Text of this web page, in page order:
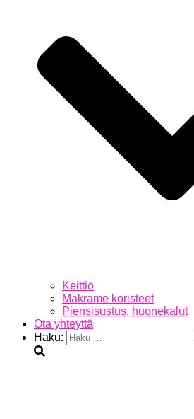
Keittiö
Makrame koristeet
Piensisustus, huonekalut
Ota yhteyttä
Haku: